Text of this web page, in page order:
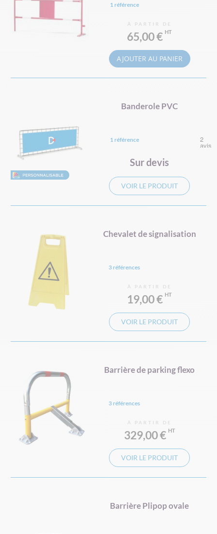
1 référence
À PARTIR DE
65,00 €
AJOUTER AU PANIER
Banderole PVC
1 référence
Sur devis
VOIR LE PRODUIT
Chevalet de signalisation
3 références
À PARTIR DE
19,00 €
VOIR LE PRODUIT
Barrière de parking flexo
3 références
À PARTIR DE
329,00 €
VOIR LE PRODUIT
Barrière Plipop ovale